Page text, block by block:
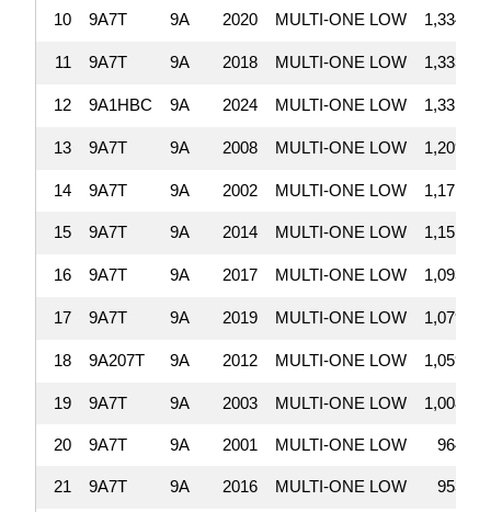
10 9A7T 9A 2020 MULTI-ONE LOW
11 9A7T 9A 2018 MULTI-ONE LOW
12 9A1HBC 9A 2024 MULTI-ONE LOW
13 9A7T 9A 2008 MULTI-ONE LOW
14 9A7T 9A 2002 MULTI-ONE LOW
15 9A7T 9A 2014 MULTI-ONE LOW
16 9A7T 9A 2017 MULTI-ONE LOW
17 9A7T 9A 2019 MULTI-ONE LOW
18 9A207T 9A 2012 MULTI-ONE LOW
19 9A7T 9A 2003 MULTI-ONE LOW
20 9A7T 9A 2001 MULTI-ONE LOW
21 9A7T 9A 2016 MULTI-ONE LOW